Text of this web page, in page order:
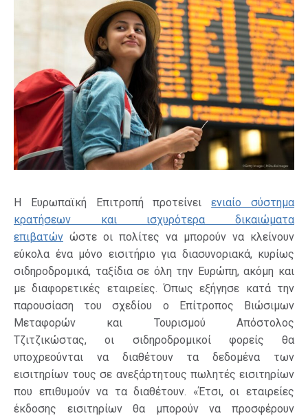
Η Ευρωπαϊκή Επιτροπή προτείνειενιαίο σύστημα
κρατήσεων και ισχυρότερα δικαιώματα
επιβατών ώστε οι πολίτες να μπορούν να κλείνουν
εύκολα ένα μόνο εισιτήριο για διασυνοριακά, κυρίως
σιδηροδρομικά, ταξίδια σε όλη την Ευρώπη, ακόμη και
με διαφορετικές εταιρείες. Όπως εξήγησε κατά την
παρουσίαση του σχεδίου ο Επίτροπος Βιώσιμων
Μεταφορών και Τουρισμού Απόστολος
Τζιτζικώστας, οι σιδηροδρομικοί φορείς θα
υποχρεούνται να διαθέτουν τα δεδομένα των
εισιτηρίων τους σε ανεξάρτητους πωλητές εισιτηρίων
που επιθυμούν να τα διαθέτουν. «Έτσι, οι εταιρείες
έκδοσης εισιτηρίων θα μπορούν να προσφέρουν